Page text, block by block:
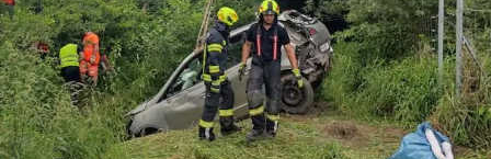
search
Suchbegriff
eingeben
© Krone Multimedia GmbH & Co KG 2026